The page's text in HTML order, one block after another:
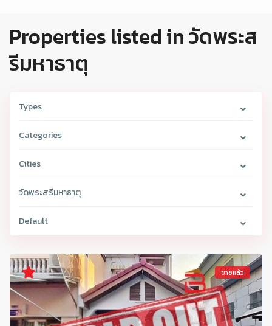
Properties listed in วัดพระส
รีมหาธาตุ
Types
Categories
Cities
วัดพระสรีมหาธาตุ
Default
ขายแล้ว